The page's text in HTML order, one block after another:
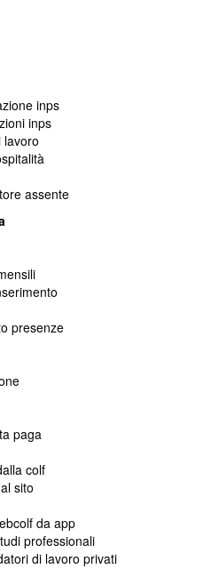
inps
inps
lavoro
assente
presenze
paga
colf
sito
da app
professionali
di lavoro privati